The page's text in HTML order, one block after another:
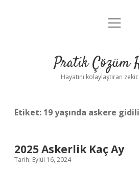
Anasayfa
Yasal Uyarı
menüyü
Pratik Çözüm
Hayatını kolaylaştıran
Etiket: 19 yaşında askere
2025 Askerlik Kaç Ay
Tarih: Eylül 16, 2024